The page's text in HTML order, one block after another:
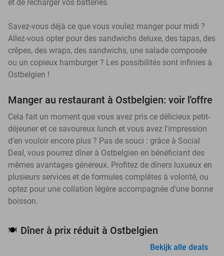
et de recharger vos batteries.
Savez-vous déjà ce que vous voulez manger pour midi ?
Allez-vous opter pour des sandwichs deluxe, des tapas, des
crêpes, des wraps, des sandwichs, une salade composée
ou un copieux hamburger ? Les possibilités sont infinies à
Ostbelgien !
Manger au restaurant à Ostbelgien: voir l'offre
Cela fait un moment que vous avez pris ce délicieux petit-
déjeuner et ce savoureux lunch et vous avez l'impression
d'en vouloir encore plus ? Pas de souci : grâce à Social
Deal, vous pourrez dîner à Ostbelgien en bénéficiant des
mêmes avantages généreux. Profitez de dîners luxueux en
plusieurs services et de formules complètes à volonté, ou
optez pour une collation légère accompagnée d'une bonne
boisson.
🍽️ Dîner à prix réduit à Ostbelgien
Bekijk alle deals